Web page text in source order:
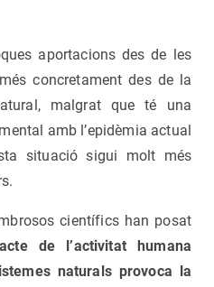
aportacions des de les
concretament des de la
malgrat que té una
amb l’epidèmia actual
situació sigui molt més
científics han posat
de l’activitat humana
naturals provoca la